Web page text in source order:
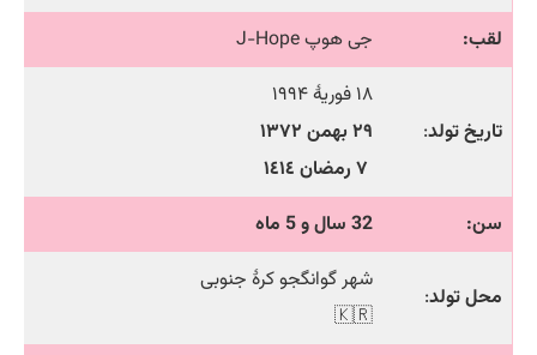
لقب:
جی هوپ J-Hope
تاریخ تولد:
۱۸ فوریهٔ ۱۹۹۴
۲۹ بهمن ۱۳۷۲
سن:
32 سال و 5 ماه
محل تولد:
شهر گوانگجو کرهٔ جنوبی
🇰🇷